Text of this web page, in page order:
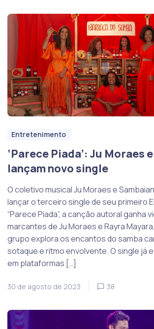
Entretenimento
‘Parece Piada’: Ju Moraes
lançam novo single
O coletivo musical Ju Moraes e
lançar o terceiro single de seu primeiro
“Parece Piada”, a canção autoral ganha
marcantes de Ju Moraes e Rayra
grupo explora os encantos do samba
sotaque e ritmo envolvente. O single já
em plataformas […]
30 de agosto de 2023 38